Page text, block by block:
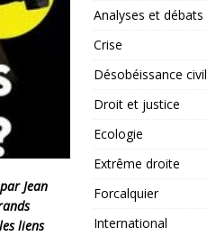
Jean
liens
Analyses et débats
Crise
Désobéissance
Droit et justice
Ecologie
Extrême droite
Forcalquier
International